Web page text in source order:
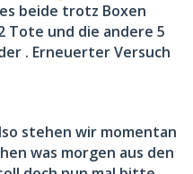
beide trotz Boxen
Tote und die andere 5
. Erneuerter Versuch
stehen wir momentan
was morgen aus den